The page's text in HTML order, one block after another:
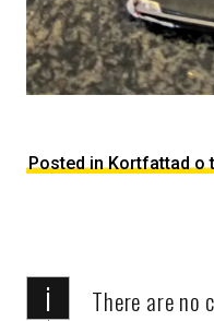
Posted in Kortfattad o
i There are no